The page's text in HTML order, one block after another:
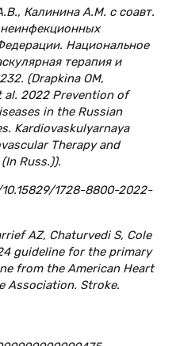
Калинина А.М. с соавт.
Национальное
терапия и
(Drapkina OM,
al. 2022 Prevention of
in the Russian
Kardiovaskulyarnaya
Therapy and
Russ.)).
1728-8800-2022-
AZ, Chaturvedi S, Cole
guideline for the primary
from the American Heart
Association. Stroke.